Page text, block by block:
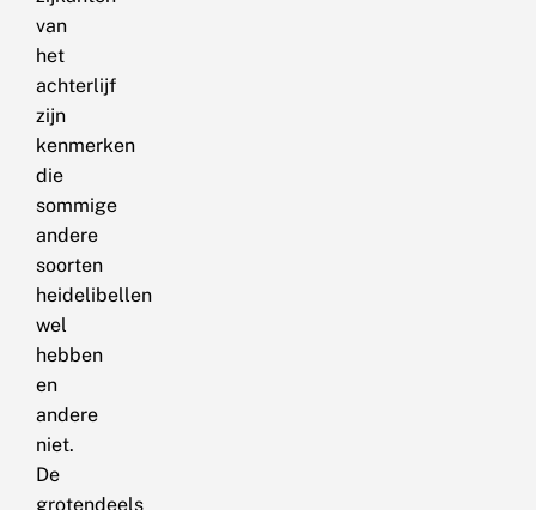
van
het
achterlijf
zijn
kenmerken
die
sommige
andere
soorten
heidelibellen
wel
hebben
en
andere
niet.
De
grotendeels